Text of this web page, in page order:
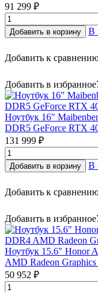
91 299 ₽
Добавить в корзину В
Добавить к
Добавить в избранное
Ноутбук 16"
DDR5 GeForce RTX
131 999 ₽
Добавить в корзину В
Добавить к
Добавить в избранное
Ноутбук 15.6" Honor
AMD Radeon
50 952 ₽